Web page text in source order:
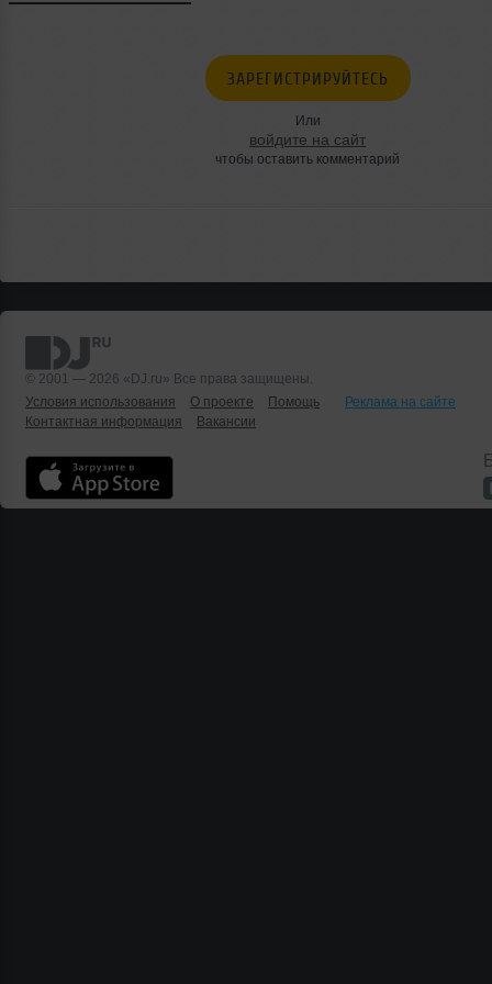
ЗАРЕГИСТРИРУЙТЕСЬ
Или
войдите на сайт
чтобы оставить комментарий
© 2001 — 2026 «DJ.ru» Все права защищены.
Условия использования
О проекте Помощь
Реклама на сайте
Контактная информация
Вакансии